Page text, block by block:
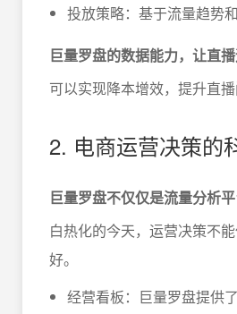
投放策略：基于流量趋势
巨量罗盘的数据能力，让直
可以实现降本增效，提升直
2. 电商运营决策的
巨量罗盘不仅仅是流量分析
白热化的今天，运营决策不
好。
经营看板：巨量罗盘提供